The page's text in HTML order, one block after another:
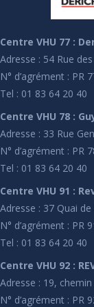
Centre VHU 77 :
Adresse : 54 Rue
N° d’agrément : PR
Tel : 01 83 64 20 40
Centre VHU 78 :
Adresse : 33 Rue
N° d’agrément : PR
Tel : 01 83 64 20 40
Centre VHU 91 :
Adresse : 37 Quai
N° d’agrément : PR
Tel : 01 83 64 20 40
Centre VHU 92 :
Adresse : 19,
N° d’agrément : PR